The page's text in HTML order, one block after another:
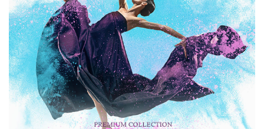
Si prega di Selezionare
Free Powder Overlay #20